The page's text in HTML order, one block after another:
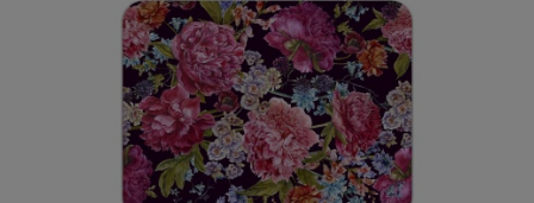
Ramka na zdjęcia 30x30 cm, drewniana w kolorze żółtym
19,99 zł
DO KOSZYKA